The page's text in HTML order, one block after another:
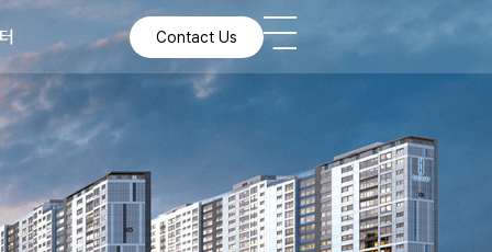
Contact Us
Contact Us